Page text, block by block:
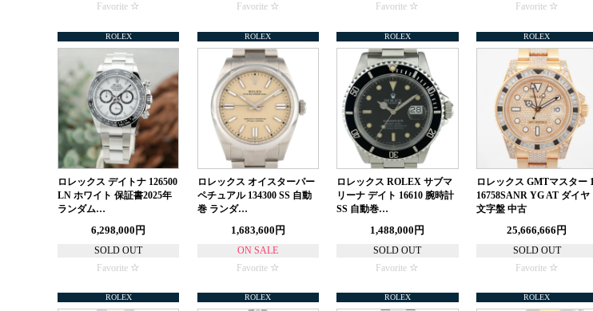
Favorite
Favorite
Favorite
Favorite
ROLEX
ロレックス デイトナ 126500
LN ホワイト 保証書2025年
ランダム…
6,298,000円
SOLD OUT
Favorite
ROLEX
ロレックス オイスターパー
ペチュアル 134300 SS 自動
巻 ランダ…
1,683,600円
ON SALE
Favorite
ROLEX
ロレックス ROLEX サブマ
リーナ デイト 16610 腕時計
SS 自動巻…
1,488,000円
SOLD OUT
Favorite
ROLEX
ロレックス GMTマスター 1
16758SANR YG AT ダイヤ
文字盤 中古
25,666,666円
SOLD OUT
Favorite
ROLEX ROLEX ROLEX ROLEX